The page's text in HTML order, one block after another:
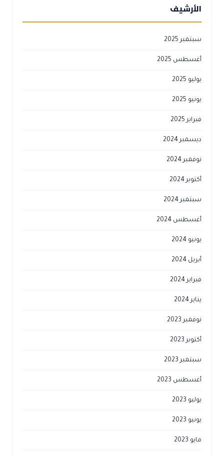
الأرشيف
سبتمبر 2025
أغسطس 2025
يوليو 2025
يونيو 2025
فبراير 2025
ديسمبر 2024
نوفمبر 2024
أكتوبر 2024
سبتمبر 2024
أغسطس 2024
يونيو 2024
أبريل 2024
فبراير 2024
يناير 2024
نوفمبر 2023
أكتوبر 2023
سبتمبر 2023
أغسطس 2023
يوليو 2023
يونيو 2023
مايو 2023